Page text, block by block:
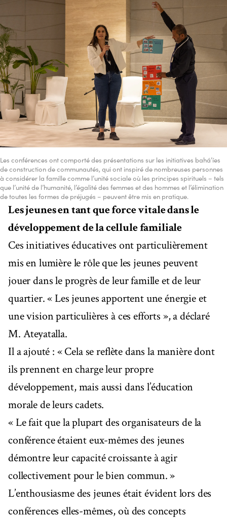
Les conférences ont comporté des présentations sur les initiatives bahá’íes
de construction de communautés, qui ont inspiré de nombreuses personnes
à considérer la famille comme l’unité sociale où les principes spirituels – tels
que l’unité de l’humanité, l’égalité des femmes et des hommes et l’élimination
de toutes les formes de préjugés – peuvent être mis en pratique.
Les jeunes en tant que force vitale dans le
développement de la cellule familiale
Ces initiatives éducatives ont particulièrement
mis en lumière le rôle que les jeunes peuvent
jouer dans le progrès de leur famille et de leur
quartier. « Les jeunes apportent une énergie et
une vision particulières à ces efforts », a déclaré
M. Ateyatalla.
Il a ajouté : « Cela se reflète dans la manière dont
ils prennent en charge leur propre
développement, mais aussi dans l’éducation
morale de leurs cadets.
« Le fait que la plupart des organisateurs de la
conférence étaient eux-mêmes des jeunes
démontre leur capacité croissante à agir
collectivement pour le bien commun. »
L’enthousiasme des jeunes était évident lors des
conférences elles-mêmes, où des concepts